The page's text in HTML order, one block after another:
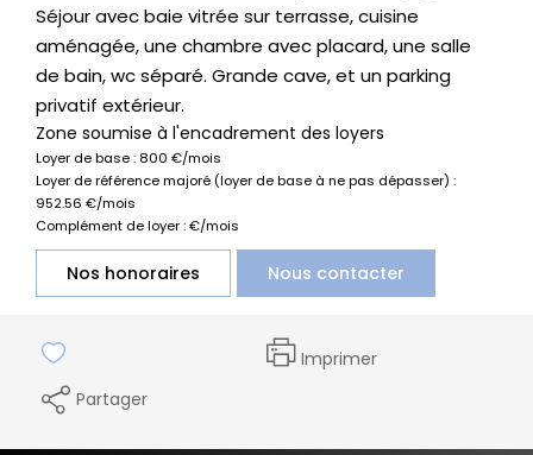
Séjour avec baie vitrée sur terrasse, cuisine
aménagée, une chambre avec placard, une salle
de bain, wc séparé. Grande cave, et un parking
privatif extérieur.
Zone soumise à l'encadrement des loyers
Loyer de base : 800 €/mois
Loyer de référence majoré (loyer de base à ne pas dépasser) :
952.56 €/mois
Complément de loyer :€/mois
Nos honoraires Nous contacter
Imprimer
Partager